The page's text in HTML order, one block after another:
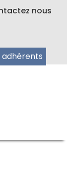
nous
adhérents